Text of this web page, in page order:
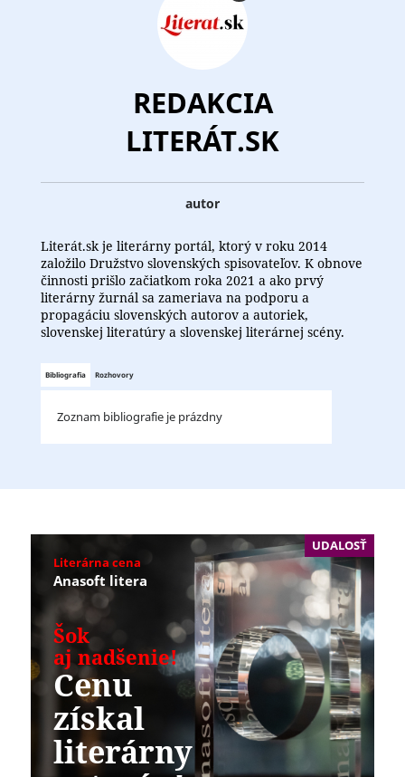
REDAKCIA
LITERÁT.SK
autor
Literát.sk je literárny portál, ktorý v roku 2014
založilo Družstvo slovenských spisovateľov. K obnove
činnosti prišlo začiatkom roka 2021 a ako prvý
literárny žurnál sa zameriava na podporu a
propagáciu slovenských autorov a autoriek,
slovenskej literatúry a slovenskej literárnej scény.
Bibliografia Rozhovory
Zoznam bibliografie je prázdny
UDALOSŤ
Literárna cena
Anasoft litera
Šok
aj nadšenie!
Cenu
získal
literárny